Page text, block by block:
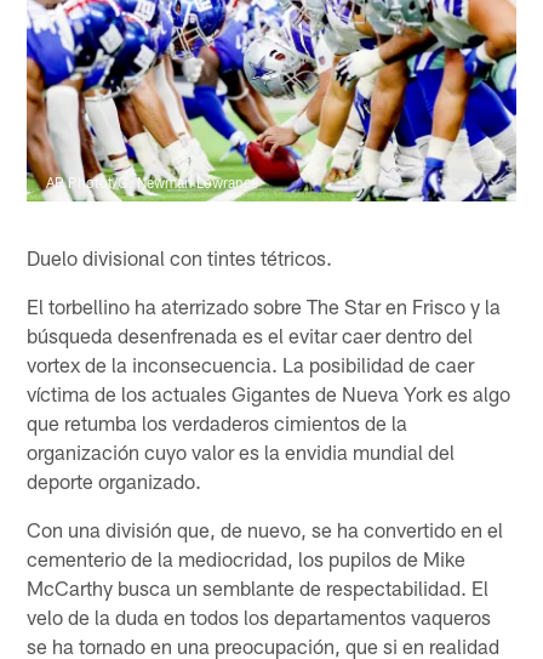
AP Photot/G. Newman Lowrance
Duelo divisional con tintes tétricos.
El torbellino ha aterrizado sobre The Star en Frisco y la
búsqueda desenfrenada es el evitar caer dentro del
vortex de la inconsecuencia. La posibilidad de caer
víctima de los actuales Gigantes de Nueva York es algo
que retumba los verdaderos cimientos de la
organización cuyo valor es la envidia mundial del
deporte organizado.
Con una división que, de nuevo, se ha convertido en el
cementerio de la mediocridad, los pupilos de Mike
McCarthy busca un semblante de respectabilidad. El
velo de la duda en todos los departamentos vaqueros
se ha tornado en una preocupación, que si en realidad